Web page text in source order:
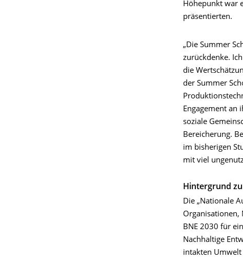
Höhepunkt war
präsentierten.
„Die Summer
zurückdenke.
die
der Summer
Engagement an
soziale
Bereicherung.
im bisherigen
mit viel
Hintergrund
Die „Nationale
Organisationen,
BNE 2030 für
Nachhaltige
intakten Umwelt